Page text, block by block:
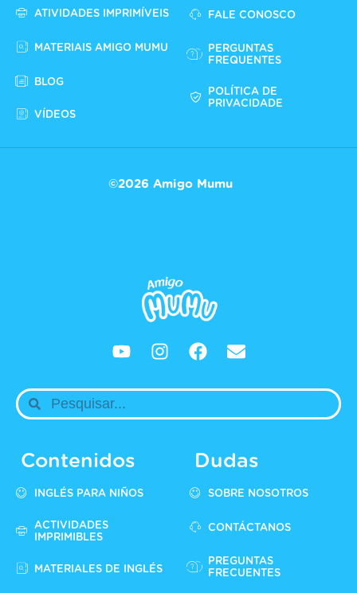
ATIVIDADES IMPRIMÍVEIS
MATERIAIS AMIGO MUMU
BLOG
VÍDEOS
FALE CONOSCO
PERGUNTAS
FREQUENTES
POLÍTICA DE
PRIVACIDADE
©2026 Amigo Mumu
Contenidos
INGLÉS PARA NIÑOS
ACTIVIDADES
IMPRIMIBLES
MATERIALES DE INGLÉS
Dudas
SOBRE NOSOTROS
CONTÁCTANOS
PREGUNTAS
FRECUENTES